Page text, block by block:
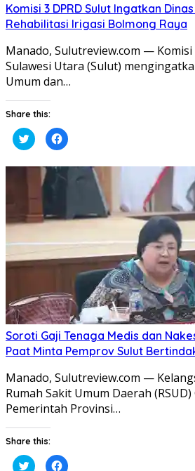
Komisi 3 DPRD Sulut Ingatkan
Rehabilitasi Irigasi Bolmong Raya
​Manado, Sulutreview.com — Komisi
Sulawesi Utara (Sulut)
Umum dan…
Share this:
Klik
untuk
berbagi
Twitter(Membuka
jendela
Klik
untuk
Facebook(Membuka
di
Soroti Gaji Tenaga Medis dan
Paat Minta Pemprov Sulut
Manado, Sulutreview.com —
Rumah Sakit Umum Daerah (RSUD)
Pemerintah Provinsi…
Share this:
Klik Klik